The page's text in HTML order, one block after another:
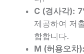
C (경사각):
제공하여 저
합합니다.
M (허용오차):